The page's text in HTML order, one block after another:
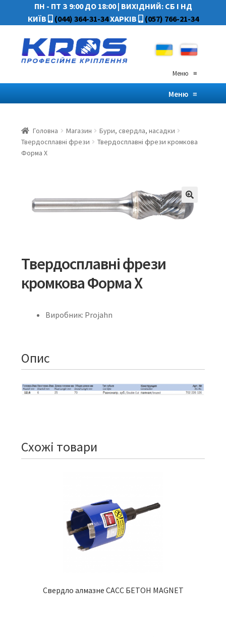
ПН - ПТ З 9:00 ДО 18:00| ВИХІДНИЙ: СБ І НД
КИЇВ
(044) 364-31-34ХАРКІВ (057) 766-21-34
Меню≡
Меню≡
Головна Магазин
Бури, свердла, насадки
Твердосплавні фрези
Твердосплавні фрези кромкова
Форма X
Твердосплавні фрези
кромкова Форма X
Виробник: Projahn
Опис
Схожі товари
Свердло алмазне CACC БЕТОН MAGNET